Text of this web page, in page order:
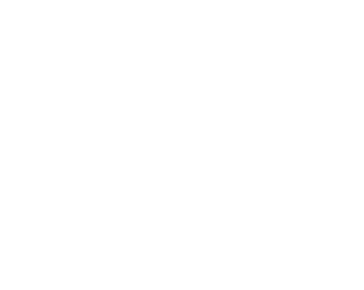
ידוע לי כי
נוסף על